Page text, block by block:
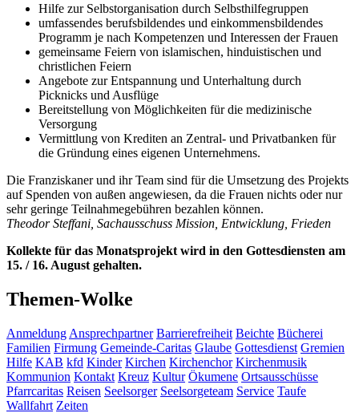
Hilfe zur Selbstorganisation durch Selbsthilfegruppen
umfassendes berufsbildendes und einkommensbildendes
Programm je nach Kompetenzen und Interessen der Frauen
gemeinsame Feiern von islamischen, hinduistischen und
christlichen Feiern
Angebote zur Entspannung und Unterhaltung durch
Picknicks und Ausflüge
Bereitstellung von Möglichkeiten für die medizinische
Versorgung
Vermittlung von Krediten an Zentral- und Privatbanken für
die Gründung eines eigenen Unternehmens.
Die Franziskaner und ihr Team sind für die Umsetzung des Projekts
auf Spenden von außen angewiesen, da die Frauen nichts oder nur
sehr geringe Teilnahmegebühren bezahlen können.
Theodor Steffani, Sachausschuss Mission, Entwicklung, Frieden
Kollekte für das Monatsprojekt wird in den Gottesdiensten am
15. / 16. August gehalten.
Themen-Wolke
Anmeldung Ansprechpartner Barrierefreiheit Beichte Bücherei
Familien Firmung Gemeinde-Caritas Glaube Gottesdienst Gremien
Hilfe KAB kfd Kinder Kirchen Kirchenchor Kirchenmusik
Kommunion Kontakt Kreuz Kultur Ökumene Ortsausschüsse
Pfarrcaritas Reisen Seelsorger Seelsorgeteam Service Taufe
Wallfahrt Zeiten